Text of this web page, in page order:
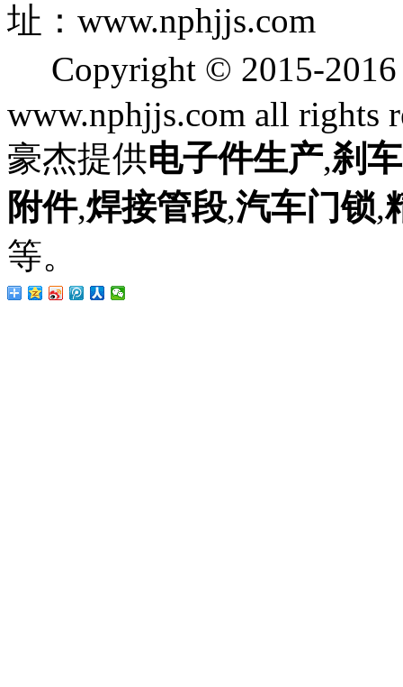
址：www.nphjjs.com
Copyright © 2015-
www.nphjjs.com all rights
豪杰提供电子件生产,刹
附件,焊接管段,汽车门锁,
等。